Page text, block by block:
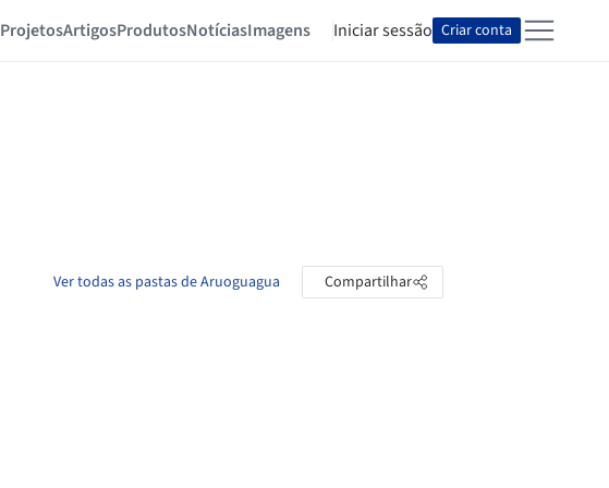
ProjetosArtigosProdutosNotíciasImagens Iniciar sessão Criar conta
Ver todas as pastas de Aruoguagua Compartilhar